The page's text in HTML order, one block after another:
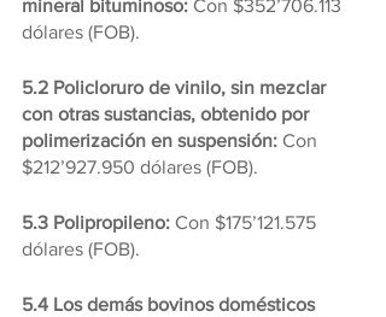
mineral bituminoso: Con $352’706.113
dólares (FOB).
5.2 Policloruro de vinilo, sin mezclar
con otras sustancias, obtenido por
polimerización en suspensión: Con
$212’927.950 dólares (FOB).
5.3 Polipropileno: Con $175’121.575
dólares (FOB).
5.4 Los demás bovinos domésticos